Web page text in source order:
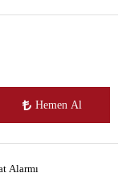
Hemen Al
Alarmı